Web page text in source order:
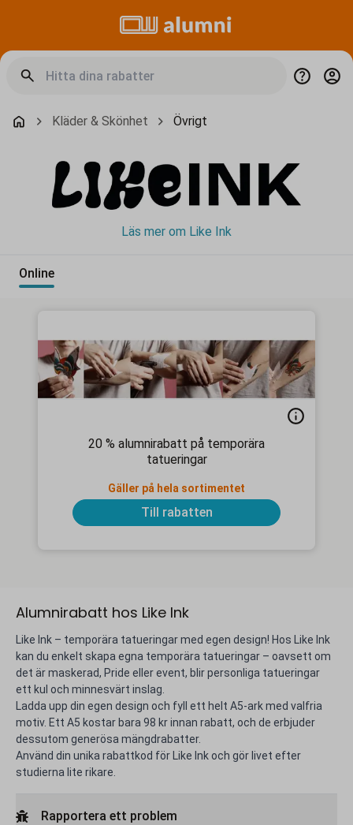
Kläder & Skönhet Övrigt
Läs mer om Like Ink
Online
20 % alumnirabatt på temporära
tatueringar
Gäller på hela sortimentet
Till rabatten
Alumnirabatt hos Like Ink
Like Ink – temporära tatueringar med egen design! Hos Like Ink
kan du enkelt skapa egna temporära tatueringar – oavsett om
det är maskerad, Pride eller event, blir personliga tatueringar
ett kul och minnesvärt inslag.
Ladda upp din egen design och fyll ett helt A5-ark med valfria
motiv. Ett A5 kostar bara 98 kr innan rabatt, och de erbjuder
dessutom generösa mängdrabatter.
Använd din unika rabattkod för Like Ink och gör livet efter
studierna lite rikare.
Rapportera ett problem